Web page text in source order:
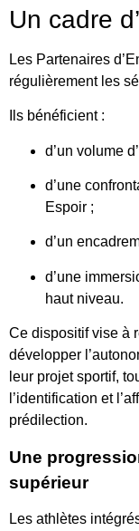
Un cadre
Les Partenaires
régulièrement les
Ils bénéficient :
d’un volume
d’une
Espoir ;
d’un
d’une
haut niveau.
Ce dispositif vise à
développer
leur projet sportif,
l’identification et
prédilection.
Une
supérieur
Les athlètes